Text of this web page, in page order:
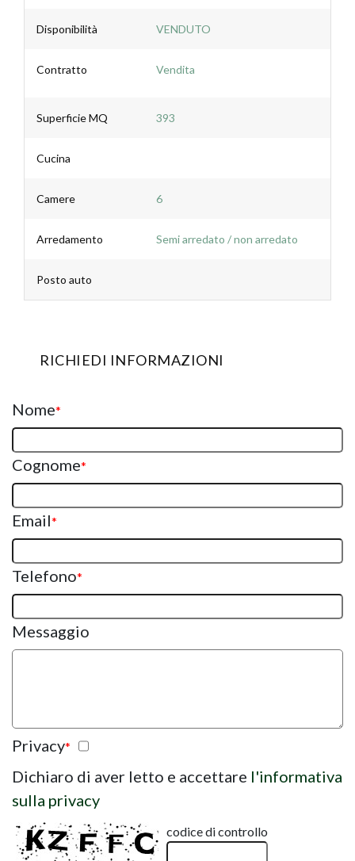
Disponibilità VENDUTO
Contratto Vendita
Superficie MQ 393
Cucina
Camere 6
Arredamento Semi arredato / non arredato
Posto auto
RICHIEDI INFORMAZIONI
Nome*
Cognome*
Email*
Telefono*
Messaggio
Privacy*
Dichiaro di aver letto e accettare l'informativa
sulla privacy
codice di controllo